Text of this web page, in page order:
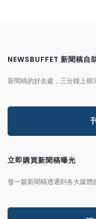
NEWSBUFFET 新聞稿自
新聞稿的好去處，三分鐘上稿
立即購買新聞稿曝光
發一篇新聞稿透通到各大媒體